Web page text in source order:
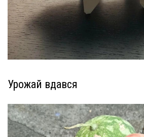
Урожай вдався